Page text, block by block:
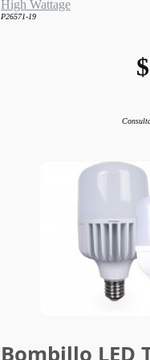
High Wattage
P26571-19
Bombillo LED